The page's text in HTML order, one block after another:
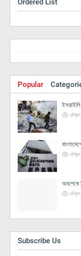
Ordered List
Popular
অবশেষে
Subscribe Us